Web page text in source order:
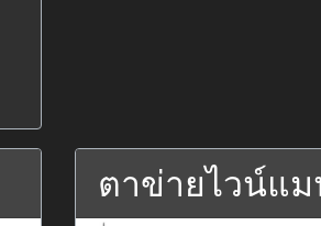
ตาข่ายไวน์แม